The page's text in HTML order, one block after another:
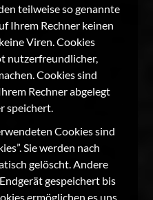
teilweise so genannte
Ihrem Rechner keinen
Viren. Cookies
nutzerfreundlicher,
Cookies sind
Rechner abgelegt
speichert.
Cookies sind
Sie werden nach
gelöscht. Andere
gespeichert bis
ermöglichen es uns,